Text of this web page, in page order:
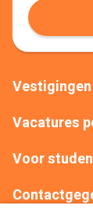
Vestigingen
Vacatures
Voor